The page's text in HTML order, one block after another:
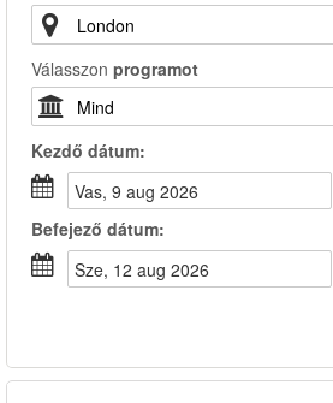
Válasszon programot
Kezdő dátum:
vas, 9 aug 2026
Befejező dátum:
sze, 12 aug 2026